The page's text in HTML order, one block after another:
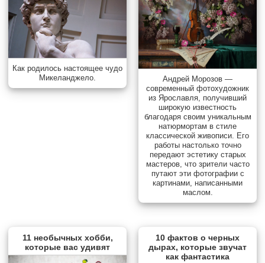
Как родилось настоящее чудо
Микеланджело.
Андрей Морозов —
современный фотохудожник
из Ярославля, получивший
широкую известность
благодаря своим уникальным
натюрмортам в стиле
классической живописи. Его
работы настолько точно
передают эстетику старых
мастеров, что зрители часто
путают эти фотографии с
картинами, написанными
маслом.
11 необычных хобби,
которые вас удивят
10 фактов о черных
дырах, которые звучат
как фантастика